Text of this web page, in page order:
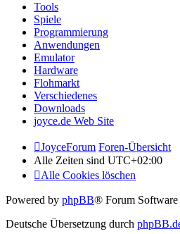
Tools
Spiele
Programmierung
Anwendungen
Emulator
Hardware
Flohmarkt
Verschiedenes
Downloads
joyce.de Web Site
JoyceForum Foren-Übersicht
Alle Zeiten sind UTC+02:00
Alle Cookies löschen
Powered by phpBB® Forum
Deutsche Übersetzung durch